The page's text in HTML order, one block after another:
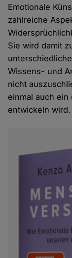
Emotionale
zahlreiche
Sie wird damit
Wissens- und
nicht
einmal auch
entwickeln wird.